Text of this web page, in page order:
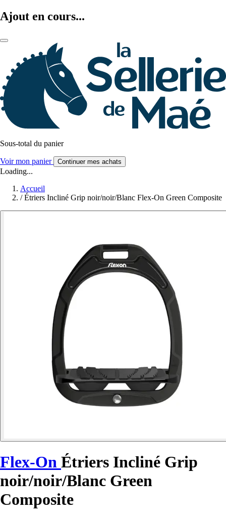
Ajout en cours...
Sous-total du panier
Voir mon panier Continuer mes achats
Loading...
Accueil
/ Étriers Incliné Grip noir/noir/Blanc Flex-On Green Composite
Flex-On Étriers Incliné Grip
noir/noir/Blanc Green
Composite